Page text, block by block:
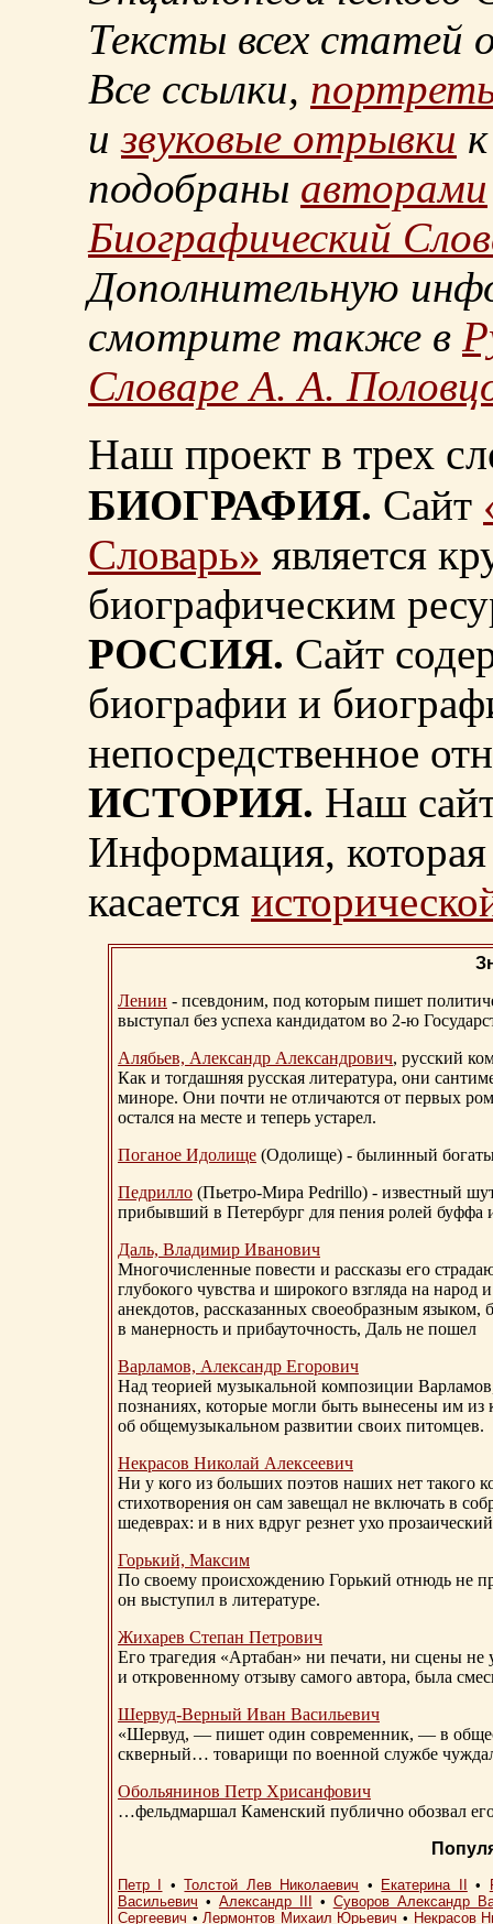
Тексты всех статей
Все ссылки,
извуковые отрывки
подобраны авторами
Биографический
Дополнительную
смотрите также в
Словаре А. А.
Наш проект в трех
БИОГРАФИЯ. Сайт
Словарь» является
биографическим
РОССИЯ. Сайт
биографии и
непосредственное
ИСТОРИЯ. Наш
Информация, которая
касается
Ленин - псевдоним, под которым пишет
выступал без успеха кандидатом во 2-ю
Алябьев, Александр Александрович, русский
Как и тогдашняя русская литература, они
миноре. Они почти не отличаются от первых
остался на месте и теперь устарел.
Поганое Идолище (Одолище) - былинный
Педрилло (Пьетро-Мира Pedrillo) - известный
прибывший в Петербург для пения ролей буффа
Даль, Владимир Иванович
Многочисленные повести и рассказы его
глубокого чувства и широкого взгляда на
анекдотов, рассказанных своеобразным
в манерность и прибауточность, Даль не пошел
Варламов, Александр Егорович
Над теорией музыкальной композиции
познаниях, которые могли быть вынесены им из
об общемузыкальном развитии своих питомцев.
Некрасов Николай Алексеевич
Ни у кого из больших поэтов наших нет такого
стихотворения он сам завещал не включать в
шедеврах: и в них вдруг резнет ухо
Горький, Максим
По своему происхождению Горький отнюдь не
он выступил в литературе.
Жихарев Степан Петрович
Его трагедия «Артабан» ни печати, ни сцены
и откровенному отзыву самого автора, была
Шервуд-Верный Иван Васильевич
«Шервуд, — пишет один современник, — в
скверный… товарищи по военной службе
Обольянинов Петр Хрисанфович
…фельдмаршал Каменский публично обозвал
Петр I •Толстой Лев Николаевич • Екатерина II •
Васильевич • Александр III • Суворов Александр
Сергеевич •Лермонтов Михаил Юрьевич • Некрасов